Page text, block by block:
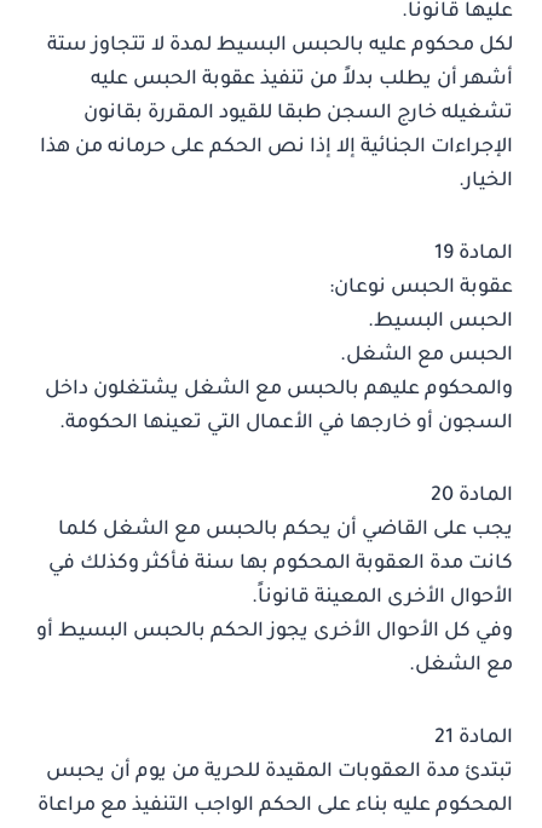
عليها قانونا.
لكل محكوم عليه بالحبس البسيط لمدة لا تتجاوز ستة
أشهر أن يطلب بدلاً من تنفيذ عقوبة الحبس عليه
تشغيله خارج السجن طبقا للقيود المقررة بقانون
الإجراءات الجنائية إلا إذا نص الحكم على حرمانه من هذا
الخيار.
المادة 19
عقوبة الحبس نوعان:
الحبس البسيط.
الحبس مع الشغل.
والمحكوم عليهم بالحبس مع الشغل يشتغلون داخل
السجون أو خارجها في الأعمال التي تعينها الحكومة.
المادة 20
يجب على القاضي أن يحكم بالحبس مع الشغل كلما
كانت مدة العقوبة المحكوم بها سنة فأكثر وكذلك في
الأحوال الأخرى المعينة قانوناً.
وفي كل الأحوال الأخرى يجوز الحكم بالحبس البسيط أو
مع الشغل.
المادة 21
تبتدئ مدة العقوبات المقيدة للحرية من يوم أن يحبس
المحكوم عليه بناء على الحكم الواجب التنفيذ مع مراعاة